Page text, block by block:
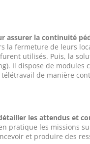
assurer la continuité
la fermeture de leurs
utilisés. Puis, la
Il dispose de
de manière
les attendus et
pratique les missions
et produire des